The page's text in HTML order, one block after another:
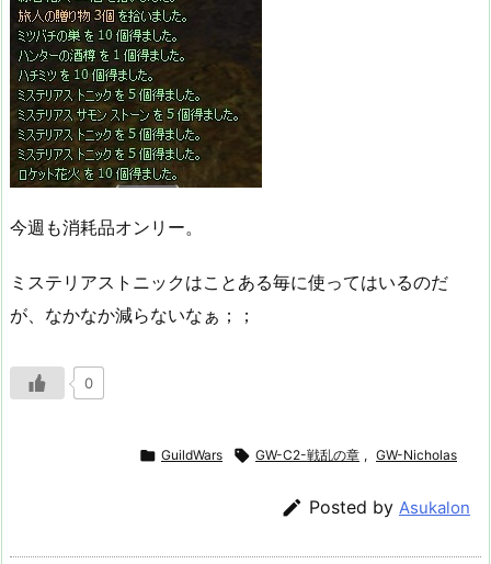
今週も消耗品オンリー。
ミステリアストニックはことある毎に使ってはいるのだ
が、なかなか減らないなぁ；；
0
 GuildWars  GW-C2-戦乱の章 , GW-Nicholas
 Posted by Asukalon